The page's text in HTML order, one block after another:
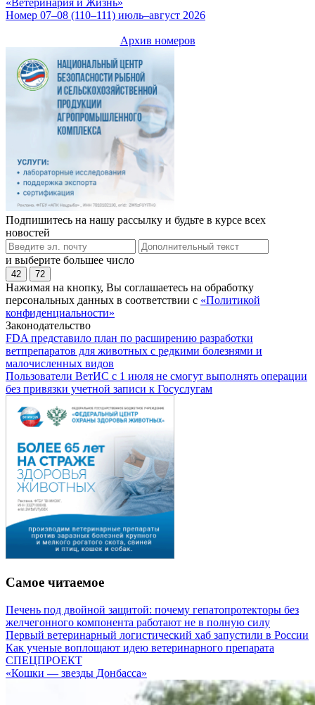
«Ветеринария и Жизнь»
Номер 07–08 (110–111) июль–август 2026
Архив номеров
Подпишитесь на нашу рассылку и будьте в курсе всех
новостей
и выберите большее число
42 72
Нажимая на кнопку, Вы соглашаетесь на обработку
персональных данных в соответствии с «Политикой
конфиденциальности»
Законодательство
FDA представило план по расширению разработки
ветпрепаратов для животных с редкими болезнями и
малочисленных видов
Пользователи ВетИС с 1 июля не смогут выполнять операции
без привязки учетной записи к Госуслугам
Самое читаемое
Печень под двойной защитой: почему гепатопротекторы без
желчегонного компонента работают не в полную силу
Первый ветеринарный логистический хаб запустили в России
Как ученые воплощают идею ветеринарного препарата
СПЕЦПРОЕКТ
«Кошки — звезды Донбасса»